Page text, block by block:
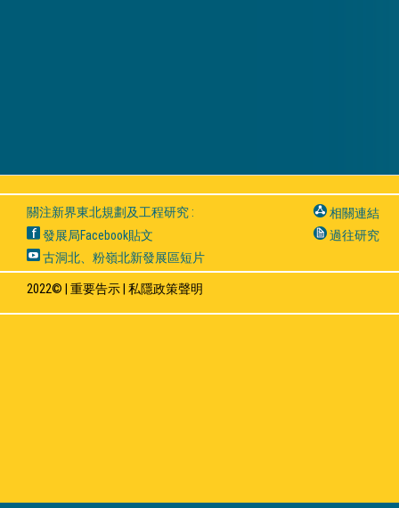
關注新界東北規劃及工程研究 :
發展局Facebook貼文
古洞北、粉嶺北新發展區短片
相關連結
過往研究
2022© | 重要告示 私隱政策聲明